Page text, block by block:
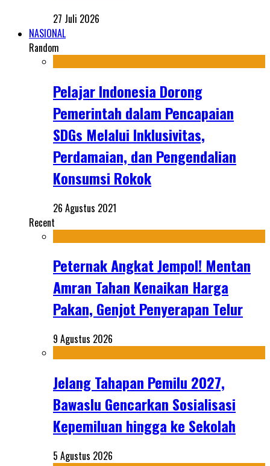
27 Juli 2026
NASIONAL
Random
Pelajar Indonesia Dorong
Pemerintah dalam Pencapaian
SDGs Melalui Inklusivitas,
Perdamaian, dan Pengendalian
Konsumsi Rokok
26 Agustus 2021
Recent
Peternak Angkat Jempol! Mentan
Amran Tahan Kenaikan Harga
Pakan, Genjot Penyerapan Telur
9 Agustus 2026
Jelang Tahapan Pemilu 2027,
Bawaslu Gencarkan Sosialisasi
Kepemiluan hingga ke Sekolah
5 Agustus 2026